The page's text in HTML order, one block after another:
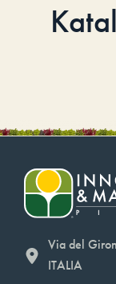
Via del
ITALIA